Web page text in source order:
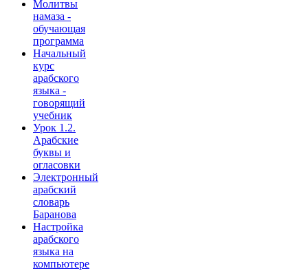
Молитвы
намаза -
обучающая
программа
Начальный
курс
арабского
языка -
говорящий
учебник
Урок 1.2.
Арабские
буквы и
огласовки
Электронный
арабский
словарь
Баранова
Настройка
арабского
языка на
компьютере